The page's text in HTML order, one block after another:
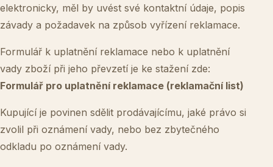
elektronicky, měl by uvést své kontaktní údaje, popis
závady a požadavek na způsob vyřízení reklamace.
Formulář k uplatnění reklamace nebo k uplatnění
vady zboží při jeho převzetí je ke stažení zde:
Formulář pro uplatnění reklamace (reklamační list)
Kupující je povinen sdělit prodávajícímu, jaké právo si
zvolil při oznámení vady, nebo bez zbytečného
odkladu po oznámení vady.